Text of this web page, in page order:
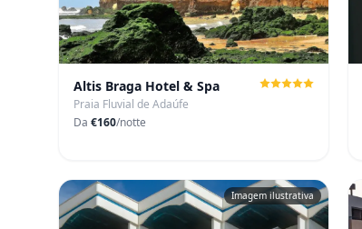
Altis Braga Hotel & Spa
Praia Fluvial de Adaúfe
Da €160/notte
Imagem ilustrativa